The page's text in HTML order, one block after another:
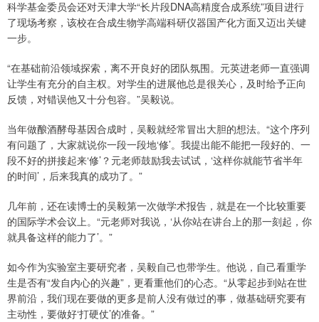
科学基金委员会还对天津大学“长片段DNA高精度合成系统”项目进行
了现场考察，该校在合成生物学高端科研仪器国产化方面又迈出关键
一步。
“在基础前沿领域探索，离不开良好的团队氛围。元英进老师一直强调
让学生有充分的自主权。对学生的进展他总是很关心，及时给予正向
反馈，对错误他又十分包容。”吴毅说。
当年做酿酒酵母基因合成时，吴毅就经常冒出大胆的想法。“这个序列
有问题了，大家就说你一段一段地‘修’。我提出能不能把一段好的、一
段不好的拼接起来‘修’？元老师鼓励我去试试，‘这样你就能节省半年
的时间’，后来我真的成功了。”
几年前，还在读博士的吴毅第一次做学术报告，就是在一个比较重要
的国际学术会议上。“元老师对我说，‘从你站在讲台上的那一刻起，你
就具备这样的能力了’。”
如今作为实验室主要研究者，吴毅自己也带学生。他说，自己看重学
生是否有“发自内心的兴趣”，更看重他们的心态。“从零起步到站在世
界前沿，我们现在要做的更多是前人没有做过的事，做基础研究要有
主动性，要做好‘打硬仗’的准备。”